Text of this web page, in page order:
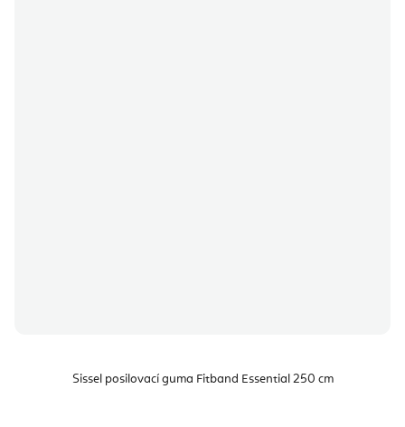
Sissel posilovací guma Fitband Essential 250 cm